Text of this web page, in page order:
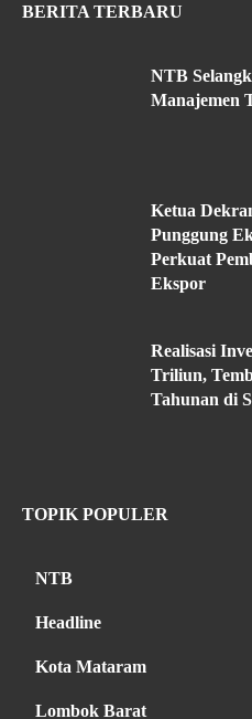
BERITA TERBARU
NTB
Manajemen
Ketua
Punggung
Perkuat
Ekspor
Realisasi
Triliun,
Tahunan di
TOPIK POPULER
NTB
Headline
Kota Mataram
Lombok Barat